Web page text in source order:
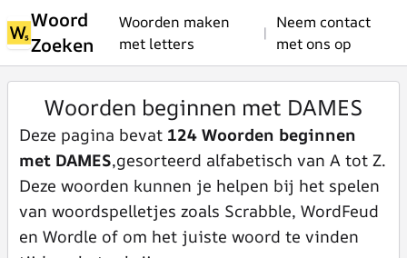
Woord
Zoeken
Woorden maken
met letters
|
Neem contact
met ons op
Woorden beginnen met DAMES
Deze pagina bevat 124 Woorden beginnen
met DAMES,gesorteerd alfabetisch van A tot Z.
Deze woorden kunnen je helpen bij het spelen
van woordspelletjes zoals Scrabble, WordFeud
en Wordle of om het juiste woord te vinden